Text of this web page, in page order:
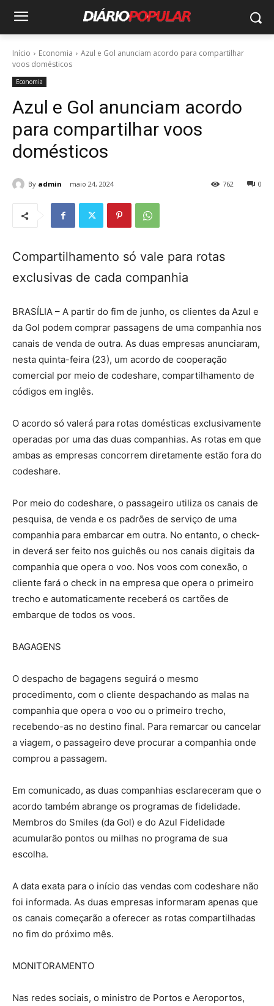
Início Economia
Azul e Gol anunciam acordo para compartilhar
voos domésticos
Economia
Azul e Gol anunciam acordo
para compartilhar voos
domésticos
By admin maio 24, 2024 0
762
Compartilhamento só vale para rotas
exclusivas de cada companhia
BRASÍLIA – A partir do fim de junho, os clientes da Azul e
da Gol podem comprar passagens de uma companhia nos
canais de venda de outra. As duas empresas anunciaram,
nesta quinta-feira (23), um acordo de cooperação
comercial por meio de codeshare, compartilhamento de
códigos em inglês.
O acordo só valerá para rotas domésticas exclusivamente
operadas por uma das duas companhias. As rotas em que
ambas as empresas concorrem diretamente estão fora do
codeshare.
Por meio do codeshare, o passageiro utiliza os canais de
pesquisa, de venda e os padrões de serviço de uma
companhia para embarcar em outra. No entanto, o check-
in deverá ser feito nos guichês ou nos canais digitais da
companhia que opera o voo. Nos voos com conexão, o
cliente fará o check in na empresa que opera o primeiro
trecho e automaticamente receberá os cartões de
embarque de todos os voos.
BAGAGENS
O despacho de bagagens seguirá o mesmo
procedimento, com o cliente despachando as malas na
companhia que opera o voo ou o primeiro trecho,
recebendo-as no destino final. Para remarcar ou cancelar
a viagem, o passageiro deve procurar a companhia onde
comprou a passagem.
Em comunicado, as duas companhias esclareceram que o
acordo também abrange os programas de fidelidade.
Membros do Smiles (da Gol) e do Azul Fidelidade
acumularão pontos ou milhas no programa de sua
escolha.
A data exata para o início das vendas com codeshare não
foi informada. As duas empresas informaram apenas que
os canais começarão a oferecer as rotas compartilhadas
no fim do próximo mês.
MONITORAMENTO
Nas redes sociais, o ministro de Portos e Aeroportos,